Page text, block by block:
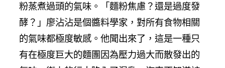
粉蒸煮過頭的氣味。「麵粉焦慮？還是過度發
酵？」廖沾沾是個醬料學家，對所有食物相關
的氣味都極度敏感。他聞出來了，這是一種只
有在極度巨大的麵團因為壓力過大而散發出的